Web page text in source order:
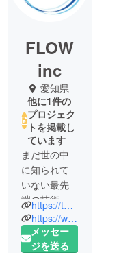
FLOW
inc
愛知県
他に1件の
プロジェク
トを掲載し
ています
まだ世の中
に知られて
いない最先
端の技術・
わくわくす
る素晴らし
い製品が世
https://thanks.vc/
https://www.facebook.com/import.flow
メッセー
ジを送る